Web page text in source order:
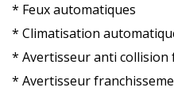
* Feux automatiques
* Climatisation
* Avertisseur anti collision
* Avertisseur